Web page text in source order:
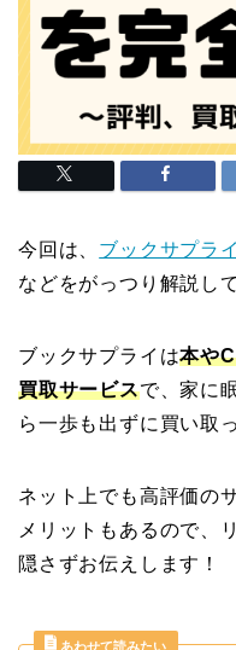
今回は、 ブックサプライ
などをがっつり解説し
ブックサプライは本や
買取サービスで、家に
ら一歩も出ずに買い取
ネット上でも高評価の
メリットもあるので、
隠さずお伝えします！